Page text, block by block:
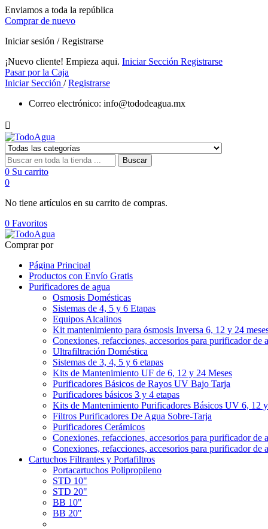
Enviamos a toda la república
Comprar de nuevo
Iniciar sesión / Registrarse
¡Nuevo cliente! Empieza aqui. Iniciar Sección Registrarse
Pasar por la Caja
Iniciar Sección /Registrarse
Correo electrónico: info@tododeagua.mx

Buscar
0 Su carrito
0
No tiene artículos en su carrito de compras.
0 Favoritos
Comprar por
Página Principal
Productos con Envío Gratis
Purificadores de agua
Osmosis Domésticas
Sistemas de 4, 5 y 6 Etapas
Equipos Alcalinos
Kit mantenimiento para ósmosis Inversa 6, 12 y 24
Conexiones, refacciones, accesorios para purificador de
Ultrafiltración Doméstica
Sistemas de 3, 4, 5 y 6 etapas
Kits de Mantenimiento UF de 6, 12 y 24 Meses
Purificadores Básicos de Rayos UV Bajo Tarja
Purificadores básicos 3 y 4 etapas
Kits de Mantenimiento Purificadores Básicos UV 6, 12
Filtros Purificadores De Agua Sobre-Tarja
Purificadores Cerámicos
Conexiones, refacciones, accesorios para purificador de
Conexiones, refacciones, accesorios para purificador de
Cartuchos Filtrantes y Portafiltros
Portacartuchos Polipropileno
STD 10"
STD 20"
BB 10"
BB 20"